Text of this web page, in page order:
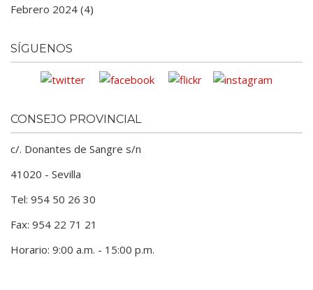
Febrero 2024 (4)
SÍGUENOS
CONSEJO PROVINCIAL
c/. Donantes de Sangre s/n
41020 - Sevilla
Tel: 954 50 26 30
Fax: 954 22 71 21
Horario: 9:00 a.m. - 15:00 p.m.